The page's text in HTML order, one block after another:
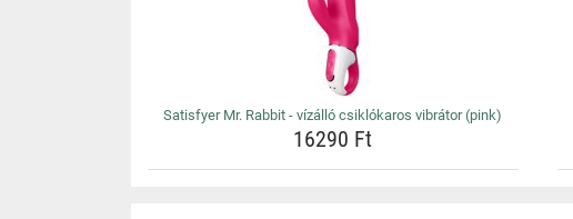
Satisfyer Mr. Rabbit - vízálló csiklókaros vibrátor (pink)
16290 Ft